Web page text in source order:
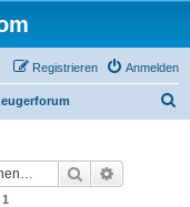
Anmelden
Registrieren
Suche
1